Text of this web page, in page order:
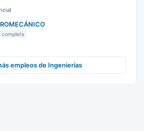
completa
empleos de Ingenierías